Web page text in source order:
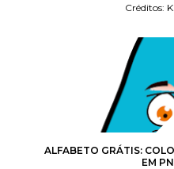
Créditos:
ALFABETO GRÁTIS:
EM